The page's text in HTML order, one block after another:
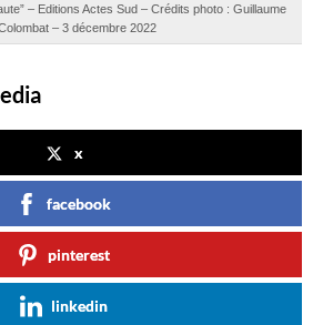
– Editions Actes Sud – Crédits photo : Guillaume
– 3 décembre 2022
x
facebook
pinterest
linkedin